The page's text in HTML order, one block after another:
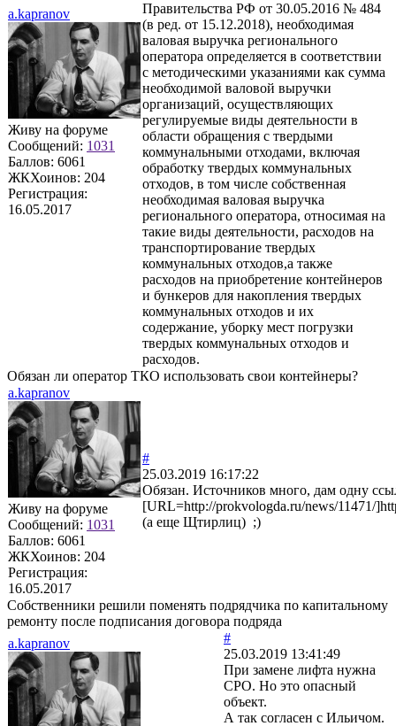
a.kapranov
Живу на форуме
Сообщений: 1031
Баллов: 6061
ЖКХоинов: 204
Регистрация:
16.05.2017
Правительства РФ от 30.05.2016 № 484
(в ред. от 15.12.2018), необходимая
валовая выручка регионального
оператора определяется в соответствии
с методическими указаниями как сумма
необходимой валовой выручки
организаций, осуществляющих
регулируемые виды деятельности в
области обращения с твердыми
коммунальными отходами, включая
обработку твердых коммунальных
отходов, в том числе собственная
необходимая валовая выручка
регионального оператора, относимая на
такие виды деятельности, расходов на
транспортирование твердых
коммунальных отходов,а также
расходов на приобретение контейнеров
и бункеров для накопления твердых
коммунальных отходов и их
содержание, уборку мест погрузки
твердых коммунальных отходов и
расходов.
Обязан ли оператор ТКО использовать свои контейнеры?
a.kapranov
Живу на форуме
Сообщений: 1031
Баллов: 6061
ЖКХоинов: 204
Регистрация:
16.05.2017
#
25.03.2019 16:17:22
Обязан. Источников много, дам одну
[URL=http://prokvologda.ru/news/11471/
(а еще Щтирлиц) ;)
Собственники решили поменять подрядчика по капитальному
ремонту после подписания договора подряда
a.kapranov
#
25.03.2019 13:41:49
При замене лифта нужна
СРО. Но это опасный
объект.
А так согласен с Ильичом.